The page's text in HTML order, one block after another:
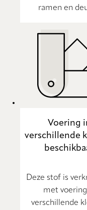
ramen en
Voering
verschillende
Deze stof is
met
verschillende